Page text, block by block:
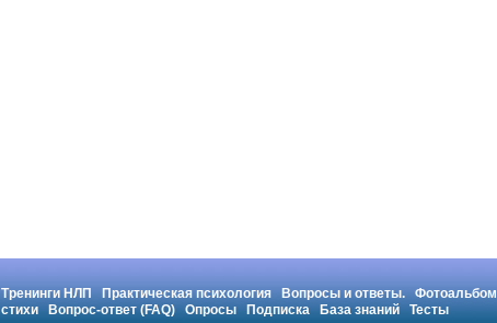
Тренинги НЛП Практическая психология Вопросы и ответы. Фотоальбом
стихи
Вопрос-ответ (FAQ) Опросы Подписка База знаний Тесты